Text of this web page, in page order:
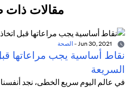
مقالات ذات
- الصحة
نقاط أساسية يجب مراعاتها
السريعة
في عالم اليوم سريع الخطى، نجد